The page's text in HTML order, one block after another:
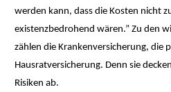
werden kann, dass die Kosten nicht
existenzbedrohend wären.” Zu den
zählen die Krankenversicherung, die
Hausratversicherung. Denn sie
Risiken ab.